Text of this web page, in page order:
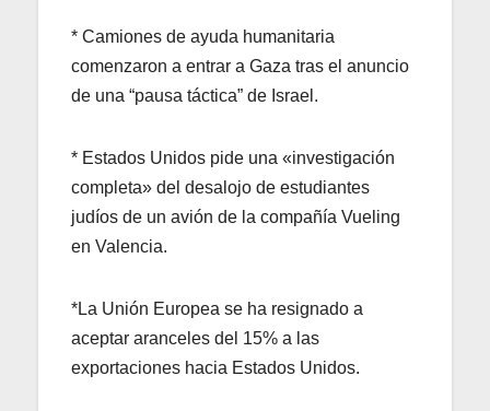
* Camiones de ayuda humanitaria
comenzaron a entrar a Gaza tras el anuncio
de una “pausa táctica” de Israel.
* Estados Unidos pide una «investigación
completa» del desalojo de estudiantes
judíos de un avión de la compañía Vueling
en Valencia.
*La Unión Europea se ha resignado a
aceptar aranceles del 15% a las
exportaciones hacia Estados Unidos.